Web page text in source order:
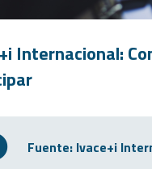
Internacional:
Fuente: Ivace+i